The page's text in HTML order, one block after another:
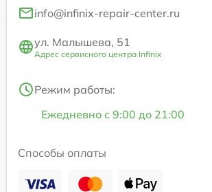
info@infinix-repair-center.ru
ул. Малышева, 51
Адрес сервисного центра Infinix
Режим работы:
Ежедневно с 9:00 до 21:00
Способы оплаты